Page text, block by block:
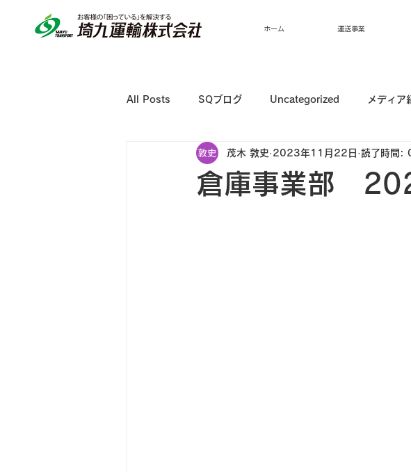
ホーム 運送事業
All Posts SQブログ Uncategorized メディア
倉庫事業部
茂木 敦史 2023年11月22日 読了時間: